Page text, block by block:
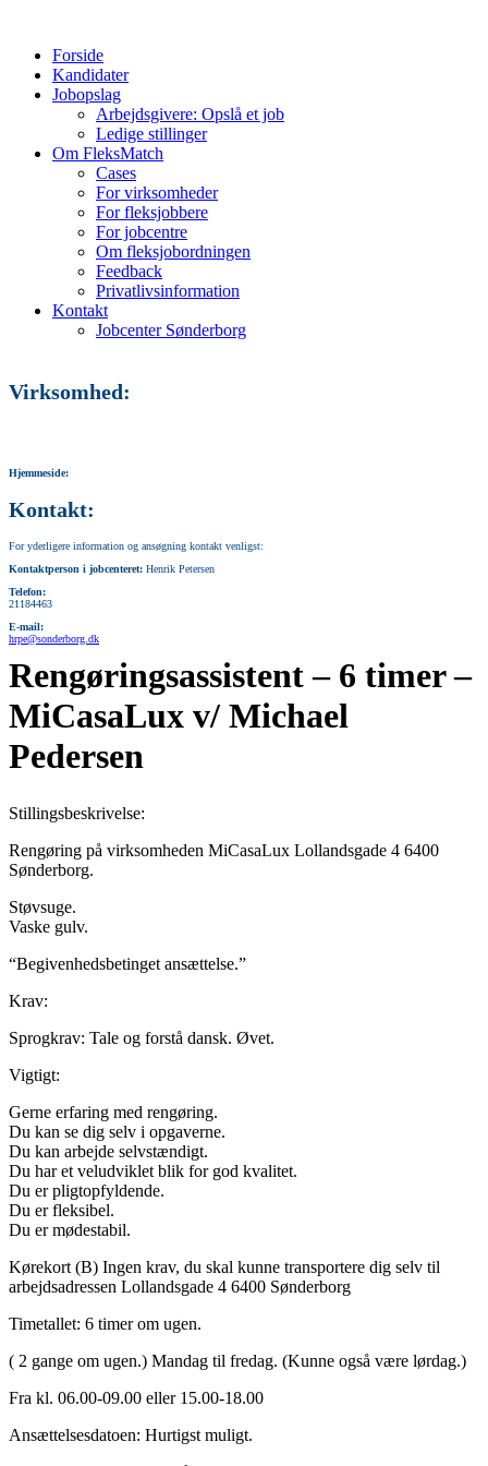
Forside
Kandidater
Jobopslag
Arbejdsgivere: Opslå et job
Ledige stillinger
Om FleksMatch
Cases
For virksomheder
For fleksjobbere
For jobcentre
Om fleksjobordningen
Feedback
Privatlivsinformation
Kontakt
Jobcenter Sønderborg
Virksomhed:
Hjemmeside:
Kontakt:
For yderligere information og ansøgning kontakt venligst:
Kontaktperson i jobcenteret: Henrik Petersen
Telefon:
21184463
E-mail:
hrpe@sonderborg.dk
Rengøringsassistent – 6 timer –
MiCasaLux v/ Michael
Pedersen
Stillingsbeskrivelse:
Rengøring på virksomheden MiCasaLux Lollandsgade 4 6400
Sønderborg.
Støvsuge.
Vaske gulv.
“Begivenhedsbetinget ansættelse.”
Krav:
Sprogkrav: Tale og forstå dansk. Øvet.
Vigtigt:
Gerne erfaring med rengøring.
Du kan se dig selv i opgaverne.
Du kan arbejde selvstændigt.
Du har et veludviklet blik for god kvalitet.
Du er pligtopfyldende.
Du er fleksibel.
Du er mødestabil.
Kørekort (B) Ingen krav, du skal kunne transportere dig selv til
arbejdsadressen Lollandsgade 4 6400 Sønderborg
Timetallet: 6 timer om ugen.
( 2 gange om ugen.) Mandag til fredag. (Kunne også være lørdag.)
Fra kl. 06.00-09.00 eller 15.00-18.00
Ansættelsesdatoen: Hurtigst muligt.